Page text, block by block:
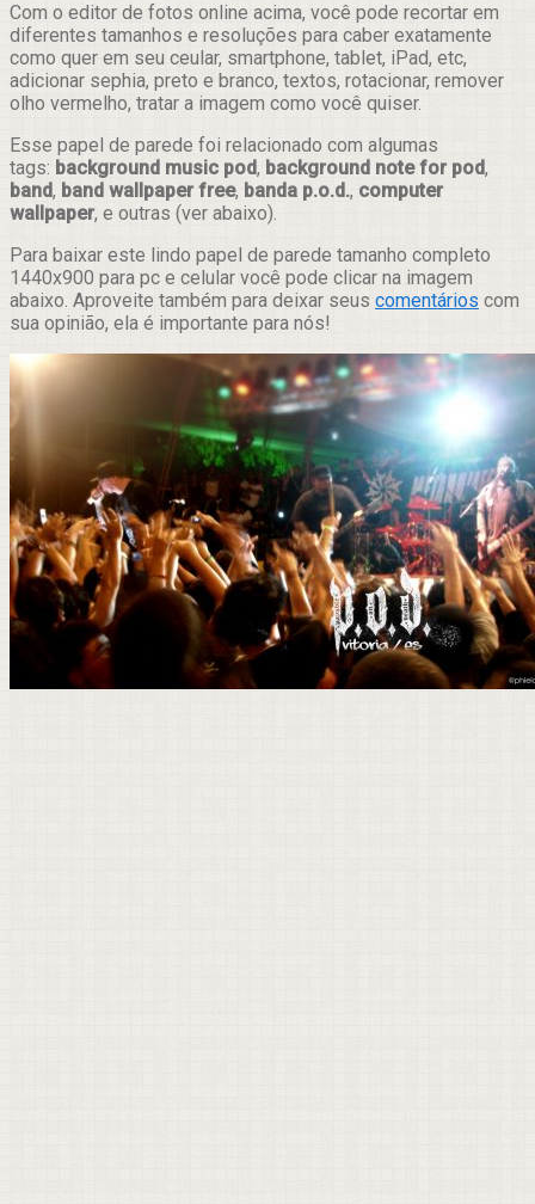
Com o editor de fotos online acima, você pode recortar em
diferentes tamanhos e resoluções para caber exatamente
como quer em seu ceular, smartphone, tablet, iPad, etc,
adicionar sephia, preto e branco, textos, rotacionar, remover
olho vermelho, tratar a imagem como você quiser.
Esse papel de parede foi relacionado com algumas
tags: background music pod, background note for pod,
band, band wallpaper free, banda p.o.d., computer
wallpaper, e outras (ver abaixo).
Para baixar este lindo papel de parede tamanho completo
1440x900 para pc e celular você pode clicar na imagem
abaixo. Aproveite também para deixar seus comentários com
sua opinião, ela é importante para nós!